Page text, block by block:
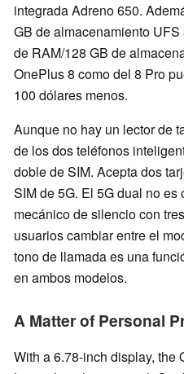
integrada Adreno 650.
GB de almacenamiento
de RAM/128 GB de
OnePlus 8 como del 8 Pro
100 dólares menos.
Aunque no hay un lector de
de los dos teléfonos
doble de SIM. Acepta dos
SIM de 5G. El 5G dual no es
mecánico de silencio con
usuarios cambiar entre el
tono de llamada es una
en ambos modelos.
A Matter of Personal
With a 6.78-inch display, the